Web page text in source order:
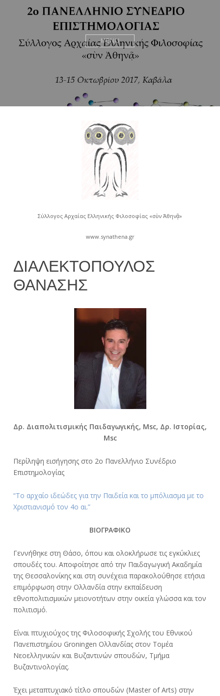
MENU
Σύλλογος Αρχαίας Ελληνικής Φιλοσοφίας «σὺν Ἀθηνᾷ»
www.synathena.gr
ΔΙΑΛΕΚΤΌΠΟΥΛΟΣ
ΘΑΝΆΣΗΣ
Δρ. Διαπολιτισμικής Παιδαγωγικής, Msc, Δρ. Ιστορίας,
Msc
Περίληψη εισήγησης στο 2ο Πανελλήνιο Συνέδριο
Επιστημολογίας
“Το αρχαίο ιδεώδες για την Παιδεία και το μπόλιασμα με το
Χριστιανισμό τον 4ο αι.”
ΒΙΟΓΡΑΦΙΚΟ
Γεννήθηκε στη Θάσο, όπου και ολοκλήρωσε τις εγκύκλιες
σπουδές του. Αποφοίτησε από την Παιδαγωγική Ακαδημία
της Θεσσαλονίκης και στη συνέχεια παρακολούθησε ετήσια
επιμόρφωση στην Ολλανδία στην εκπαίδευση
εθνοπολιτισμικών μειονοτήτων στην οικεία γλώσσα και τον
πολιτισμό.
Είναι πτυχιούχος της Φιλοσοφικής Σχολής του Εθνικού
Πανεπιστημίου Groningen Ολλανδίας στον Τομέα
Νεοελληνικών και Βυζαντινών σπουδών, Τμήμα
Βυζαντινολογίας.
Έχει μεταπτυχιακό τίτλο σπουδών (Master of Arts) στην